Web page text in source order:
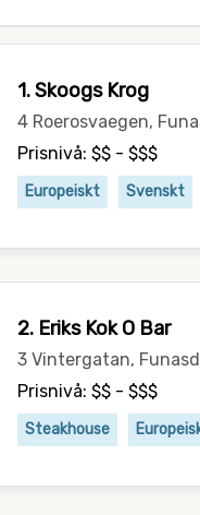
1. Skoogs Krog
4 Roerosvaegen,
Prisnivå: $$ - $$$
Europeiskt Svenskt
2. Eriks Kok O Bar
3 Vintergatan,
Prisnivå: $$ - $$$
Steakhouse